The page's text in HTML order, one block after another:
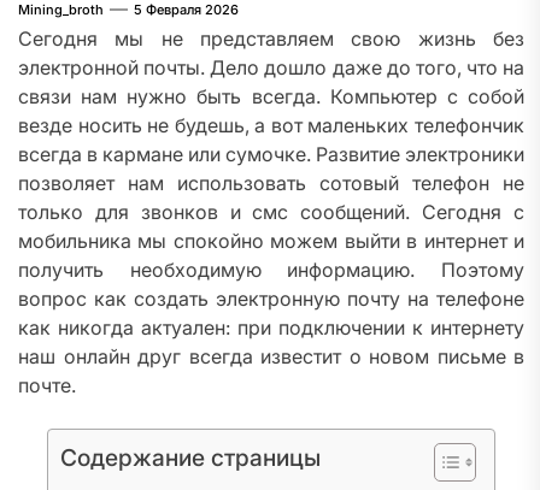
Mining_broth 5 Февраля 2026
Сегодня мы не представляем свою жизнь без
электронной почты. Дело дошло даже до того, что на
связи нам нужно быть всегда. Компьютер с собой
везде носить не будешь, а вот маленьких телефончик
всегда в кармане или сумочке. Развитие электроники
позволяет нам использовать сотовый телефон не
только для звонков и смс сообщений. Сегодня с
мобильника мы спокойно можем выйти в интернет и
получить необходимую информацию. Поэтому
вопрос как создать электронную почту на телефоне
как никогда актуален: при подключении к интернету
наш онлайн друг всегда известит о новом письме в
почте.
Содержание страницы